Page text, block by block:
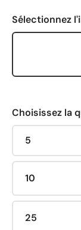
Sélectionnez
Choisissez la
5
10
25